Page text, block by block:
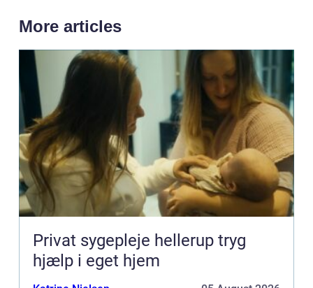
More articles
Privat sygepleje hellerup tryg
hjælp i eget hjem